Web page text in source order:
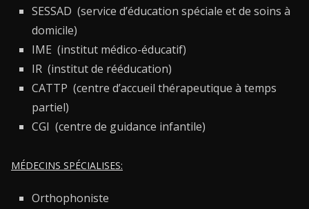
SESSAD (service d’éducation spéciale et de soins à
domicile)
IME (institut médico-éducatif)
IR (institut de rééducation)
CATTP (centre d’accueil thérapeutique à temps
partiel)
CGI (centre de guidance infantile)
MÉDECINS SPÉCIALISES:
Orthophoniste